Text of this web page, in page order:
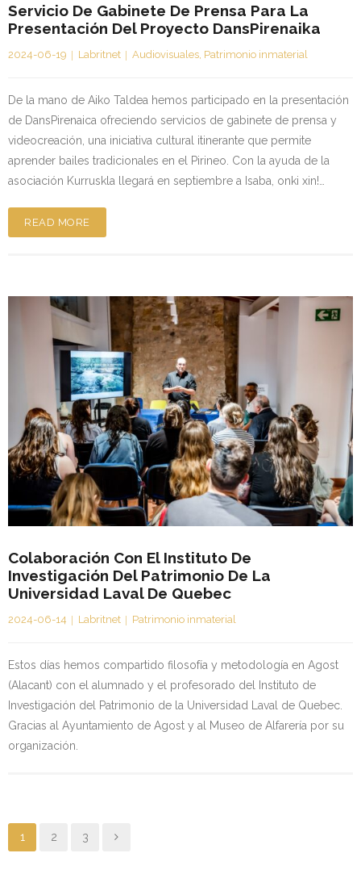
Servicio De Gabinete De Prensa Para La
Presentación Del Proyecto DansPirenaika
2024-06-19 Labritnet Audiovisuales Patrimonio inmaterial
De la mano de Aiko Taldea hemos participado en la presentación
de DansPirenaica ofreciendo servicios de gabinete de prensa y
videocreación, una iniciativa cultural itinerante que permite
aprender bailes tradicionales en el Pirineo. Con la ayuda de la
asociación Kurruskla llegará en septiembre a Isaba, onki xin!…
READ MORE
Colaboración Con El Instituto De
Investigación Del Patrimonio De La
Universidad Laval De Quebec
2024-06-14 Labritnet Patrimonio inmaterial
Estos días hemos compartido filosofía y metodología en Agost
(Alacant) con el alumnado y el profesorado del Instituto de
Investigación del Patrimonio de la Universidad Laval de Quebec.
Gracias al Ayuntamiento de Agost y al Museo de Alfarería por su
organización.
1 2 3